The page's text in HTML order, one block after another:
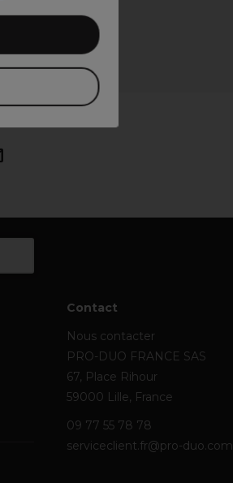
Contact
Nous contacter
PRO-DUO FRANCE SAS
67, Place Rihour
59000 Lille, France
09 77 55 78 78
serviceclient.fr@pro-duo.com